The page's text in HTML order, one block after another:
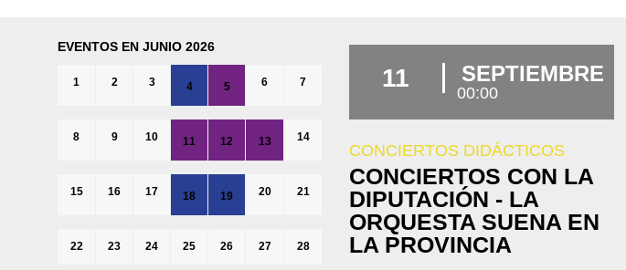
EVENTOS EN JUNIO 2026
1 2 3 4 5 6 7
8 9 10 11 12 13 14
15 16 17 18 19 20 21
22 23 24 25 26 27 28
11 SEPTIEMBRE
00:00
CONCIERTOS DIDÁCTICOS
CONCIERTOS CON LA
DIPUTACIÓN - LA
ORQUESTA SUENA EN
LA PROVINCIA